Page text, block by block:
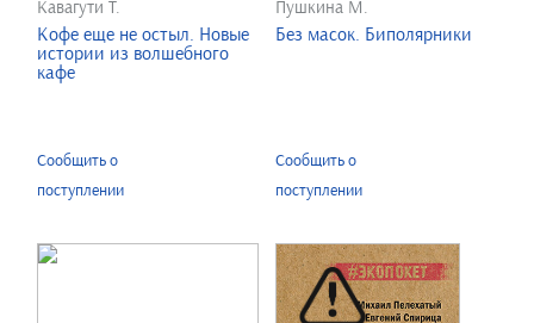
Кавагути Т.
Кофе еще не остыл. Новые
истории из волшебного
кафе
Сообщить о
поступлении
Пушкина М.
Без масок. Биполярники
Сообщить о
поступлении